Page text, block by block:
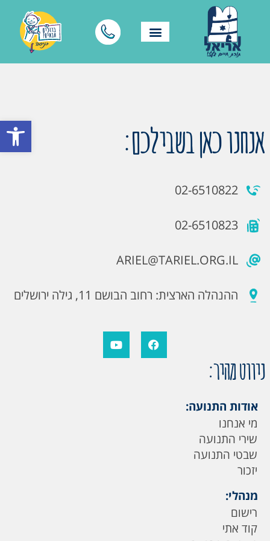
פתח אנחנו כאן בשבילכם:
02-6510822
02-6510823
ARIEL@TARIEL.ORG.IL
ההנהלה הארצית: רחוב הבושם 11, גילה ירושלים
ניווט מהיר:
אודות התנועה:
מי אנחנו
שירי התנועה
שבטי התנועה
יזכור
מנהלי:
רישום
קוד אתי